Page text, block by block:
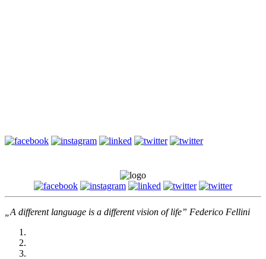
„A different language is a different vision of life” Federico Fellini